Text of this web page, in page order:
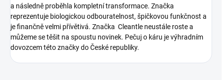
a následně proběhla kompletní transformace. Značka
reprezentuje biologickou odbouratelnost, špičkovou funkčnost a
je finančně velmi přívětivá. Značka Cleantle neustále roste a
můžeme se těšit na spoustu novinek. Pečuj o káru je výhradním
dovozcem této značky do České republiky.